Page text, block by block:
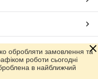
Prom.ua
обробляти замовлення та
роботи сьогодні
в найближчий